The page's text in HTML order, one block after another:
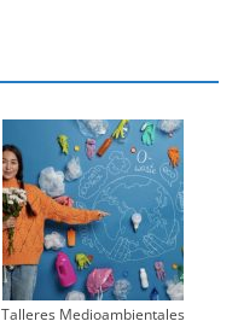
Talleres Medioambientales